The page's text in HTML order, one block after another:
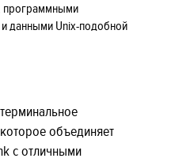
программными
и данными Unix-подобной
объединяет
с отличными